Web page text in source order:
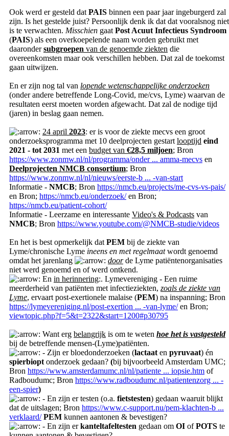
Ook werd er gesteld dat PAIS binnen een paar jaar ingeburgerd zal
zijn. Is het gestelde juist? Persoonlijk denk ik dat dat vooralsnog niet
is te verwachten. Misschien gaat Post Acuut Infectieus Syndroom
(PAIS) als een overkoepelende naam worden gebruikt met
daarondersubgroepen van de genoemde ziekten die
overeenkomsten maar ook verschillen hebben. Dat zal de toekomst
gaan uitwijzen.
En er zijn nog tal van lopende wetenschappelijke onderzoeken
(onder andere betreffende Long-Covid, me/cvs, Lyme) waarvan de
resultaten eerst moeten worden afgewacht. Dat zal de nodige tijd
(jaren) in beslag gaan nemen.
24 april 2023: er is voor de ziekte mecvs een groot
onderzoeksprogramma met 10 deelprojecten gestart looptijd eind
2021 - tot 2031 met een budget van €28,5 miljoen; Bron
https://www.zonmw.nl/nl/programma/onder ... amma-mecvs en
Deelprojecten NMCB consortium; Bron
https://www.zonmw.nl/nl/nieuws/eerste-b ... -van-start
Informatie - NMCB; Bron https://nmcb.eu/projects/me-cvs-vs-pais/
en Bron; https://nmcb.eu/onderzoek/en Bron;
https://nmcb.eu/patient-cohort/
Informatie - Leerzame en interessante Video's & Podcasts van
NMCB; Bron https://www.youtube.com/@NMCB-studie/videos
En het is best opmerkelijk dat PEM bij de ziekte van
Lyme/chronische Lyme ineens en met regelmaatwordt genoemd
omdat het jarenlang
doorde Lyme patiëntenorganisaties
niet werd genoemd en of werd ontkend.
En in herinnering:. Lymevereniging - Een ruime
meerderheid van patiënten met infectieziekten, zoals de ziekte van
Lyme, ervaart post-exertionele malaise (PEM) na inspanning; Bron
https://lymevereniging.nl/post-exertion ... -van-lyme/en Bron;
viewtopic.php?f=5&t=2322&start=1200#p30795
Want erg belangrijk is om te weten hoe het is vastgesteld
bij de betreffende mensen-(Lyme)patiënten.
- Zijn er bloedonderzoeken (lactaat en pyruvaat) én
spierbiopt onderzoek gedaan? (bij bijvoorbeeld Amsterdam UMC;
Bron https://www.amsterdamumc.nl/nl/patiente ... iopsie.htm of
Radboudumc; Bron https://www.radboudumc.nl/patientenzorg ... -
een-spier)
- En zijn er testen (o.a. fietstesten) gedaan waaruit blijkt
dat de uitslagen; Bron https://www.c-support.nu/pem-klachten-b ...
verklaard/ PEM kunnen aantonen & bevestigen?
- En zijn erkanteltafeltesten gedaan om OI ofPOTS te